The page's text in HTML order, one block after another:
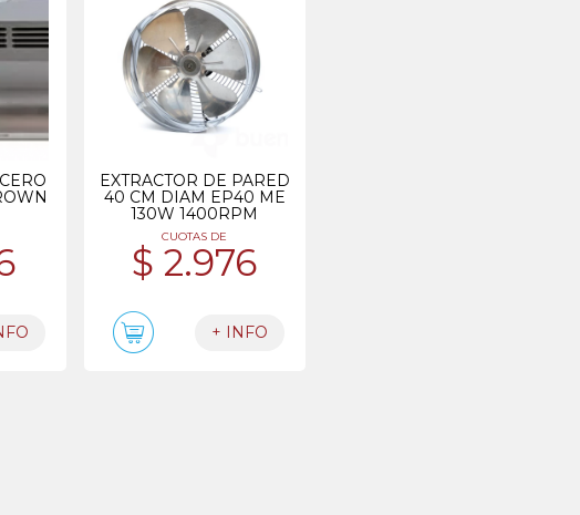
EXTRACTOR DE PARED
40 CM DIAM EP40 ME
130W 1400RPM
CUOTAS DE
$ 2.976
+ INFO